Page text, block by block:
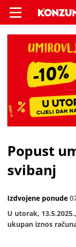
Popust
svibanj
Izdvojene ponude
U utorak,
ukupan iznos